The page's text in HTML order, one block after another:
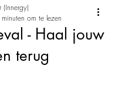
- Haal jouw
terug
om te lezen